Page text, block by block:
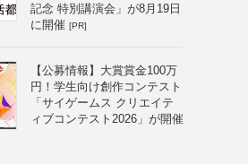
記念 特別講演会」が8月19日
に開催 [PR]
【公募情報】大賞賞金100万
円！学生向け創作コンテスト
「サイゲームス クリエイテ
ィブコンテスト2026」が開催